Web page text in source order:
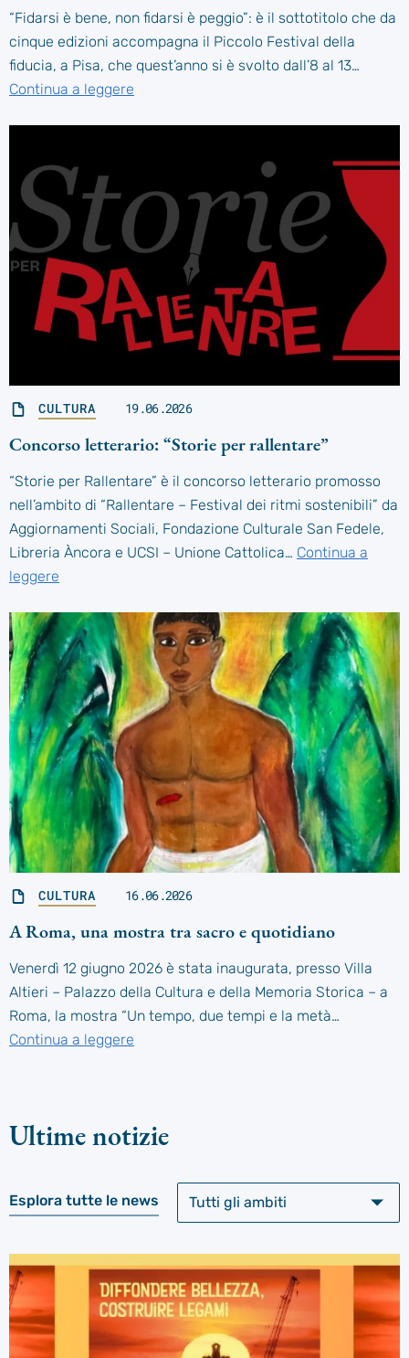
“Fidarsi è bene, non fidarsi è peggio”: è il sottotitolo che da
cinque edizioni accompagna il Piccolo Festival della
fiducia, a Pisa, che quest’anno si è svolto dall’8 al 13…
Continua a leggere
CULTURA 19.06.2026
Concorso letterario: “Storie per rallentare”
“Storie per Rallentare” è il concorso letterario promosso
nell’ambito di “Rallentare – Festival dei ritmi sostenibili” da
Aggiornamenti Sociali, Fondazione Culturale San Fedele,
Libreria Àncora e UCSI – Unione Cattolica… Continua a
leggere
CULTURA 16.06.2026
A Roma, una mostra tra sacro e quotidiano
Venerdì 12 giugno 2026 è stata inaugurata, presso Villa
Altieri – Palazzo della Cultura e della Memoria Storica – a
Roma, la mostra “Un tempo, due tempi e la metà…
Continua a leggere
Ultime notizie
Esplora tutte le news